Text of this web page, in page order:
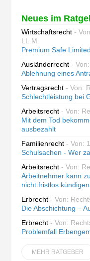
Neues im
Wirtschaftsrecht -
LL.M.
Premium Safe Limited
Ausländerrecht -
Ablehnung eines
Vertragsrecht - Von:
Schlechtleistung bei
Arbeitsrecht - Von:
Mit dem Tod
ausbezahlt
Familienrecht - Von:
Schulsachen - Wer
Arbeitsrecht - Von:
Arbeitnehmer kann
nicht fristlos kündigen
Erbrecht - Von:
Die Abschichtung –
Erbrecht - Von:
Problemfall
MEHR RATGEBER